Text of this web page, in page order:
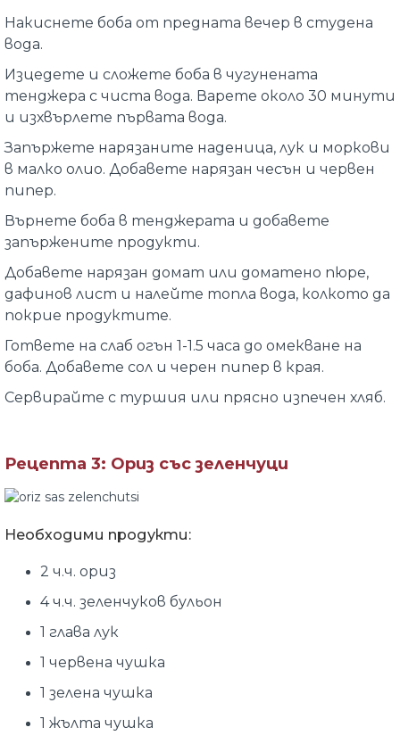
Накиснете боба от предната вечер в студена
вода.
Изцедете и сложете боба в чугунената
тенджера с чиста вода. Варете около 30 минути
и изхвърлете първата вода.
Запържете нарязаните наденица, лук и моркови
в малко олио. Добавете нарязан чесън и червен
пипер.
Върнете боба в тенджерата и добавете
запържените продукти.
Добавете нарязан домат или доматено пюре,
дафинов лист и налейте топла вода, колкото да
покрие продуктите.
Гответе на слаб огън 1-1.5 часа до омекване на
боба. Добавете сол и черен пипер в края.
Сервирайте с туршия или прясно изпечен хляб.
Рецепта 3: Ориз със зеленчуци
Необходими продукти:
2 ч.ч. ориз
4 ч.ч. зеленчуков бульон
1 глава лук
1 червена чушка
1 зелена чушка
1 жълта чушка